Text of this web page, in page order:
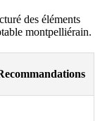
des éléments
montpelliérain.